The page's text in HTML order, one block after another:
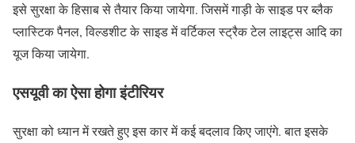
इसे सुरक्षा के हिसाब से तैयार किया जायेगा. जिसमें गाड़ी के साइड पर ब्लैक
प्लास्टिक पैनल, विल्डशीट के साइड में वर्टिकल स्ट्रैक टेल लाइट्स आदि का
यूज किया जायेगा.
एसयूवी का ऐसा होगा इंटीरियर
सुरक्षा को ध्यान में रखते हुए इस कार में कई बदलाव किए जाएंगे. बात इसके